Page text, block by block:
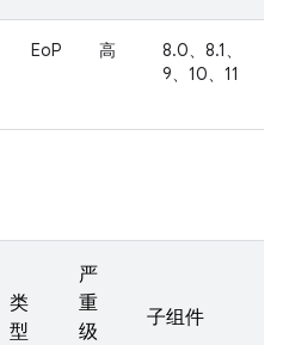
EoP 高
8.0、8.1、
9、10、11
类
型
严
重
级
子组件